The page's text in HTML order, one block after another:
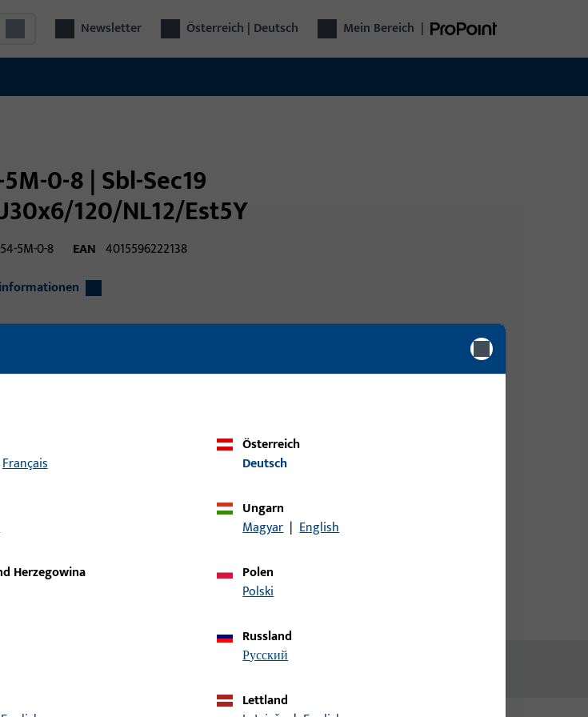
Newsletter Österreich | Deutsch Mein Bereich |
0-8 | Sbl-Sec19
120/NL12/Est5Y
5M-0-8 EAN 4015596222138
Panikschließblech
Français
Österreich
Deutsch
Ungarn
Magyar | English
Herzegowina
Polen
Polski
Russland
русский
Lettland